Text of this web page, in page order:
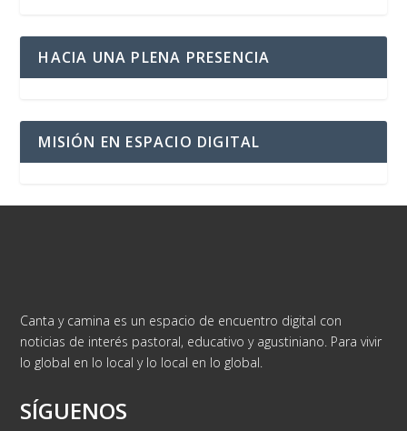
HACIA UNA PLENA PRESENCIA
MISIÓN EN ESPACIO DIGITAL
Canta y camina es un espacio de encuentro digital con
noticias de interés pastoral, educativo y agustiniano. Para vivir
lo global en lo local y lo local en lo global.
SÍGUENOS